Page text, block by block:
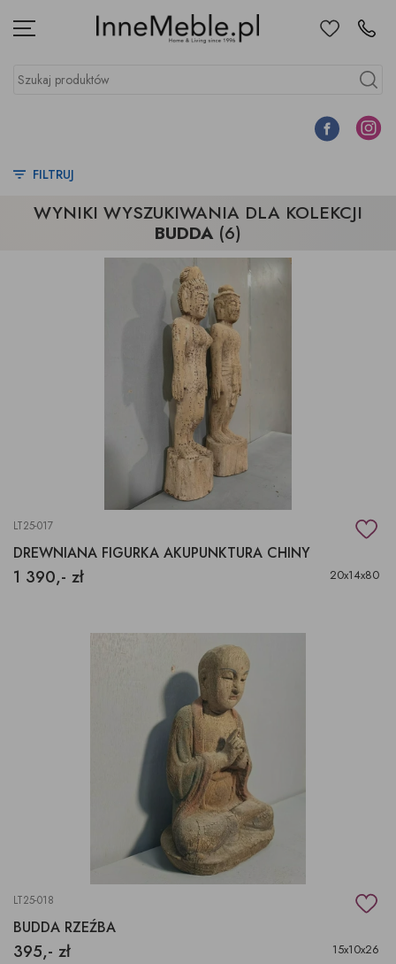
Menu UlubioneKontakt
Szukaj produktów
Szukaj
Facebook
FILTRUJ
WYNIKI WYSZUKIWANIA DLA KOLEKCJI
BUDDA (6)
LT25-017
DREWNIANA FIGURKA AKUPUNKTURA CHINY
1 390,- zł 20x14x80
LT25-018
BUDDA RZEŹBA
395,- zł 15x10x26